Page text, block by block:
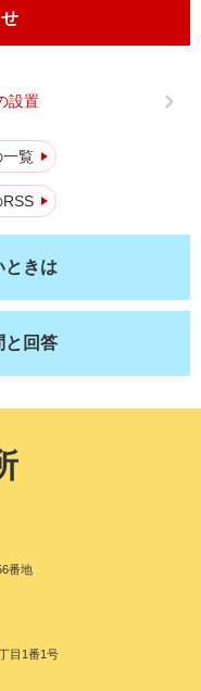
設置
一覧
ときは
と回答
番地
目1番1号